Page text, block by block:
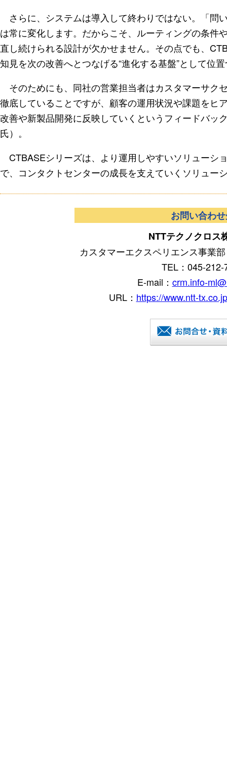
さらに、システムは導入して終わりではない。「問
は常に変化します。だからこそ、ルーティングの条件
直し続けられる設計が欠かせません。その点でも、
知見を次の改善へとつなげる“進化する基盤”として位
そのためにも、同社の営業担当者はカスタマーサク
徹底していることですが、顧客の運用状況や課題をヒ
改善や新製品開発に反映していくというフィードバッ
氏）。
CTBASEシリーズは、より運用しやすいソリューシ
で、コンタクトセンターの成長を支えていくソリュー
お問い合わ
NTTテクノクロス
カスタマーエクスペリエンス事業
TEL：045-212-
E-mail： crm.info-
URL： https://www.ntt-